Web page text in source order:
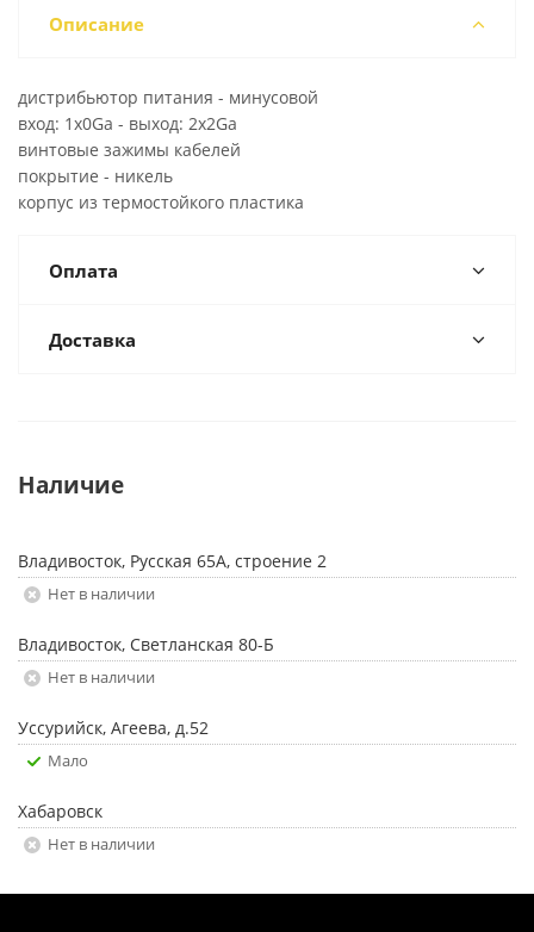
Описание
дистрибьютор питания - минусовой
вход: 1х0Ga - выход: 2х2Ga
винтовые зажимы кабелей
покрытие - никель
корпус из термостойкого пластика
Оплата
Доставка
Наличие
Владивосток, Русская 65А, строение 2
Нет в наличии
Владивосток, Светланская 80-Б
Нет в наличии
Уссурийск, Агеева, д.52
Мало
Хабаровск
Нет в наличии